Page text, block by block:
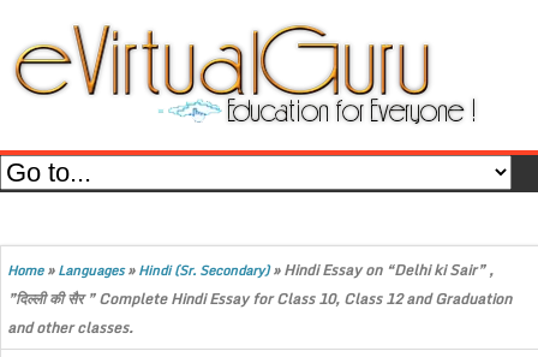
Home»Languages»Hindi (Sr. Secondary)»Hindi Essay on “Delhi ki Sair” ,
”दिल्ली की सैर ” Complete Hindi Essay for Class 10, Class 12 and Graduation
and other classes.